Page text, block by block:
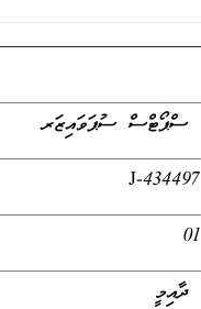
ސްޕޯޓްސް ސުޕަވައިޒަރ
J-434497
01
ދާއިމީ